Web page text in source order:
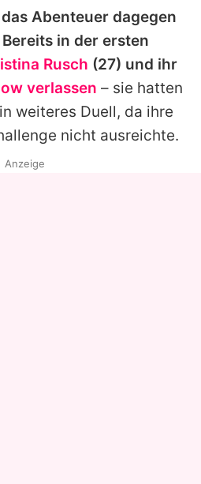
Abenteuer dagegen
in der ersten
Rusch (27) und ihr
verlassen – sie hatten
weiteres Duell, da ihre
nicht ausreichte.
Anzeige